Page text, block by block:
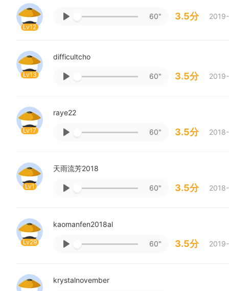
Lv12
60" 3.5分
Lv13
difficultcho
60" 3.5分
Lv17
raye22
60" 3.5分
Lv1
天雨流芳2018
60" 3.5分
Lv29
kaomanfen2018al
60" 3.5分
krystalnovember